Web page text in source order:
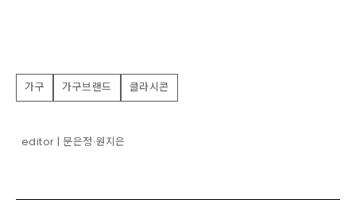
가구 가구브랜드 클라시콘
editor | 문은정·원지은